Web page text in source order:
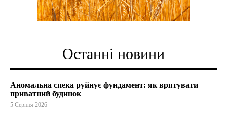
Останні новини
Аномальна спека руйнує фундамент: як врятувати
приватний будинок
5 Серпня 2026